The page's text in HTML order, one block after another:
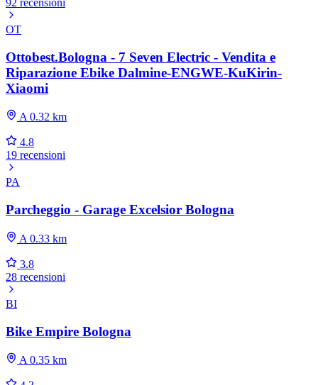
92 recensioni
OT
Ottobest.Bologna - 7 Seven Electric - Vendita e
Riparazione Ebike Dalmine-ENGWE-KuKirin-
Xiaomi
A 0.32 km
4.8
19 recensioni
PA
Parcheggio - Garage Excelsior Bologna
A 0.33 km
3.8
28 recensioni
BI
Bike Empire Bologna
A 0.35 km